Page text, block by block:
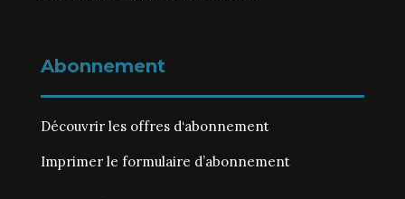
Abonnement
Découvrir les offres d‘abonnement
Imprimer le formulaire d’abonnement